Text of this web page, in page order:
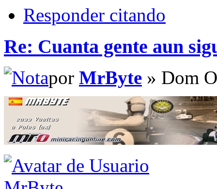
Responder citando
Re: Cuanta gente aun
por MrByte » Dom